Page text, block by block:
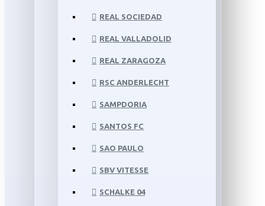
REAL SOCIEDAD
REAL VALLADOLID
REAL ZARAGOZA
RSC ANDERLECHT
SAMPDORIA
SANTOS FC
SAO PAULO
SBV VITESSE
SCHALKE 04